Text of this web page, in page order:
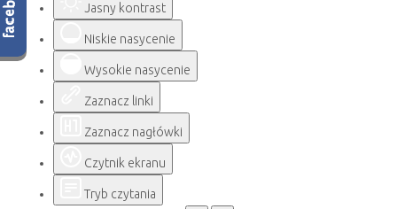
Jasny kontrast
Niskie nasycenie
Wysokie nasycenie
Zaznacz linki
Zaznacz nagłówki
Czytnik ekranu
Tryb czytania